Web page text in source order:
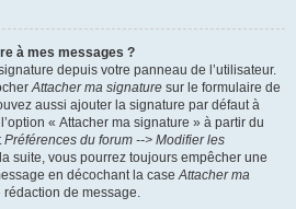
à mes messages ?
depuis votre panneau de l’utilisateur.
Attacher ma signature sur le formulaire de
aussi ajouter la signature par défaut à
« Attacher ma signature » à partir du
Préférences du forum --> Modifier les
suite, vous pourrez toujours empêcher une
en décochant la caseAttacher ma
de message.